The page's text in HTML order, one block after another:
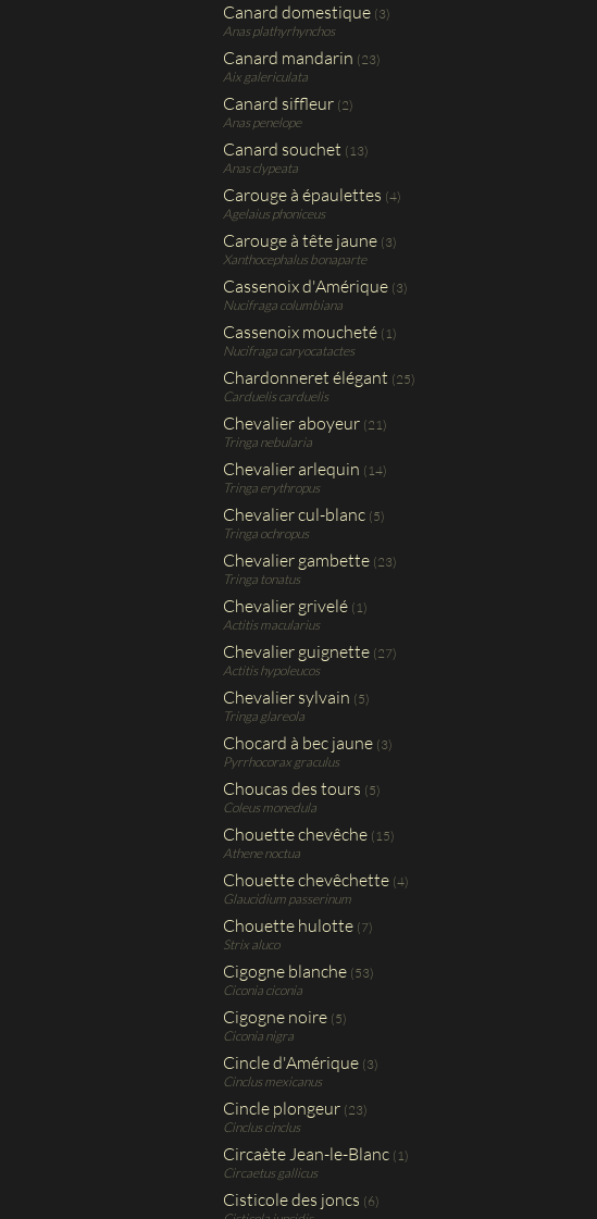
Canard domestique (3)
Anas plathyrhynchos
Canard mandarin (23)
Aix galericulata
Canard siffleur (2)
Anas penelope
Canard souchet (13)
Anas clypeata
Carouge à épaulettes (4)
Agelaius phoniceus
Carouge à tête jaune (3)
Xanthocephalus bonaparte
Cassenoix d'Amérique (3)
Nucifraga columbiana
Cassenoix moucheté (1)
Nucifraga caryocatactes
Chardonneret élégant (25)
Carduelis carduelis
Chevalier aboyeur (21)
Tringa nebularia
Chevalier arlequin (14)
Tringa erythropus
Chevalier cul-blanc (5)
Tringa ochropus
Chevalier gambette (23)
Tringa tonatus
Chevalier grivelé (1)
Actitis macularius
Chevalier guignette (27)
Actitis hypoleucos
Chevalier sylvain (5)
Tringa glareola
Chocard à bec jaune (3)
Pyrrhocorax graculus
Choucas des tours (5)
Coleus monedula
Chouette chevêche (15)
Athene noctua
Chouette chevêchette (4)
Glaucidium passerinum
Chouette hulotte (7)
Strix aluco
Cigogne blanche (53)
Ciconia ciconia
Cigogne noire (5)
Ciconia nigra
Cincle d'Amérique (3)
Cinclus mexicanus
Cincle plongeur (23)
Cinclus cinclus
Circaète Jean-le-Blanc (1)
Circaetus gallicus
Cisticole des joncs (6)